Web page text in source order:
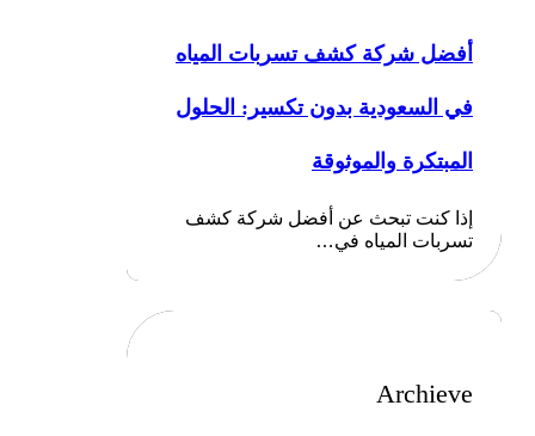
أفضل شركة كشف تسربات المياه
في السعودية بدون تكسير: الحلول
المبتكرة والموثوقة
إذا كنت تبحث عن أفضل شركة كشف
تسربات المياه في…
Archieve